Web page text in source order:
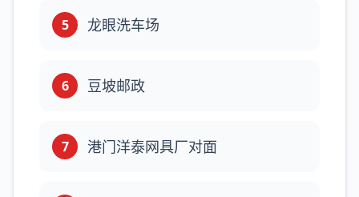
5 龙眼洗车场
6 豆坡邮政
7 港门洋泰网具厂对面